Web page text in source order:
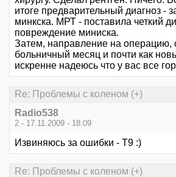
итоге предварительный диагноз -
минкска. МРТ - поставила четкий
повреждение миниска.
Затем, направление на операцию,
больничный месяц и почти как
искренне надеюсь что у вас все
Re: Проблемы с коленом (+)
Radio538
2 - 17.11.2009 - 18:09
Извиняюсь за ошибки - Т9 :)
Re: Проблемы с коленом (+)